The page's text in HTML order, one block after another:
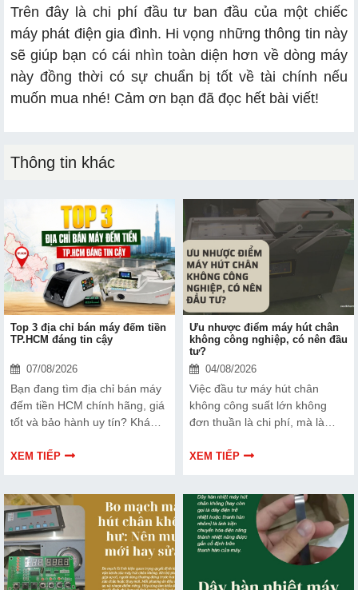
Trên đây là chi phí đầu tư ban đầu của một chiếc
máy phát điện gia đình. Hi vọng những thông tin này
sẽ giúp bạn có cái nhìn toàn diện hơn về dòng máy
này đồng thời có sự chuẩn bị tốt về tài chính nếu
muốn mua nhé! Cảm ơn bạn đã đọc hết bài viết!
Thông tin khác
Top 3 địa chỉ bán máy đếm tiền
TP.HCM đáng tin cậy
07/08/2026
Bạn đang tìm địa chỉ bán máy
đếm tiền HCM chính hãng, giá
tốt và bảo hành uy tín? Khám
nhiều doanh nghiệp, cửa hàng
XEM TIẾP
Ưu nhược điểm máy hút chân
không công nghiệp, có nên đầu
tư?
04/08/2026
Việc đầu tư máy hút chân
không công suất lớn không
đơn thuần là chi phí, mà là
sản phẩm và nâng cao vị thế
điểm của thiết bị này để có
thêm thông tin và giúp bạn đưa
ra lựa chọn phù hợp, hiệu quả
hơn nhé!
XEM TIẾP